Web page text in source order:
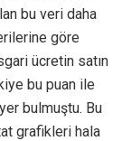
bu veri daha
göre
ücretin satın
bu puan ile
bulmuştu. Bu
grafikleri hala